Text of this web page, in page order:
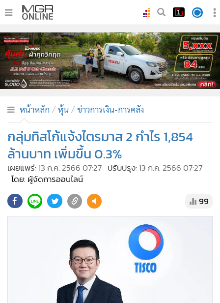
• หน้าหลัก
• ทันเหตุการณ์
• ภาคใต้
• ภูมิภาค
• บันเทิง
ผู้จัดการรายวัน
• คอลัมนิสต์
• ละคร
CbizReview
• ผู้จัดกวน
Management & HR
หน้าหลัก หุ้น ข่าวการเงิน-การคลัง
กลุ่มทิสโก้แจ้งไตรมาส 2 กำไร 1,854
ล้านบาท เพิ่มขึ้น 0.3%
เผยแพร่: 13 ก.ค. 2566 07:27 ปรับปรุง: 13 ก.ค. 2566 07:27
โดย: ผู้จัดการออนไลน์
99